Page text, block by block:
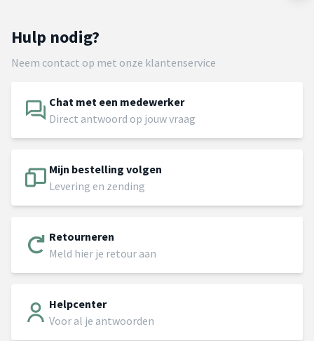
Hulp nodig?
Neem contact op met onze klantenservice
Chat met een medewerker
Direct antwoord op jouw vraag
Mijn bestelling volgen
Levering en zending
Retourneren
Meld hier je retour aan
Helpcenter
Voor al je antwoorden